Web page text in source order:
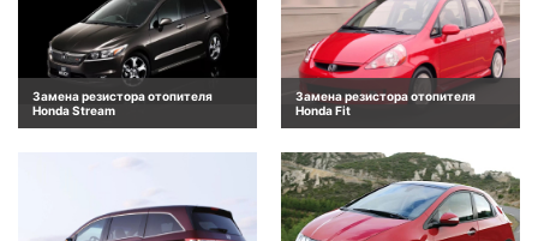
Замена резистора отопителя
Honda Stream
Замена резистора отопителя
Honda Fit